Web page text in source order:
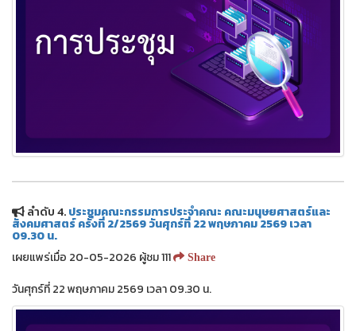
ลำดับ 4.ประชุมคณะกรรมการประจำคณะ คณะมนุษยศาสตร์และ
สังคมศาสตร์ ครั้งที่ 2/2569 วันศุกร์ที่ 22 พฤษภาคม 2569 เวลา
09.30 น.
เผยแพร่เมื่อ 20-05-2026 ผู้ชม 111
Share
วันศุกร์ที่ 22 พฤษภาคม 2569 เวลา 09.30 น.